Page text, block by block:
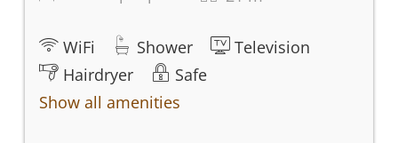
WiFi Shower
Television
Hairdryer
Safe
Show all amenities